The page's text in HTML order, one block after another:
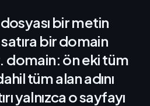
bir metin
bir domain
domain: ön eki tüm
tüm alan adını
yalnızca o sayfayı